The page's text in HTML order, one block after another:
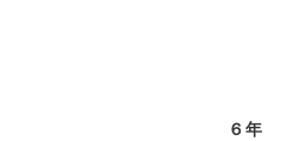
６年